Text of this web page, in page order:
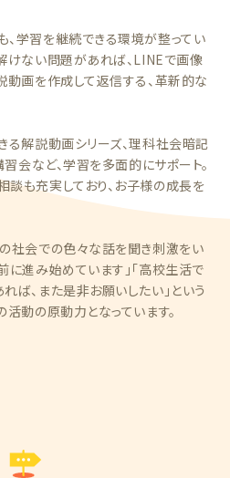
学習を継続できる環境が整ってい
けない問題があれば、LINEで画像
動画を作成して返信する、革新的な
る解説動画シリーズ、理科社会暗記
習会など、学習を多面的にサポート。
も充実しており、お子様の成長を
社会での色々な話を聞き刺激をい
に進み始めています」「高校生活で
ば、また是非お願いしたい」という
動の原動力となっています。